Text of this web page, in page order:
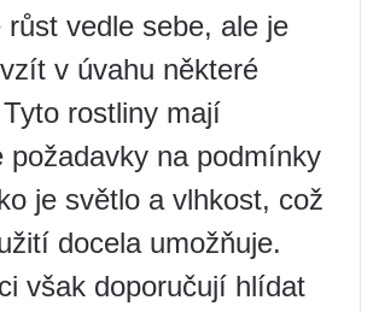
růst vedle sebe, ale je
v úvahu některé
rostliny mají
požadavky na podmínky
je světlo a vlhkost, což
docela umožňuje.
však doporučují hlídat